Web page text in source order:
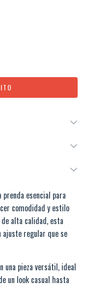
prenda esencial para
comodidad y estilo
alta calidad, esta
ajuste regular que se
una pieza versátil, ideal
un look casual hasta